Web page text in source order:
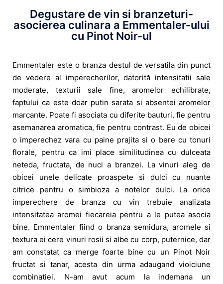
Degustare de vin si branzeturi-
asocierea culinara a Emmentaler-ului
cu Pinot Noir-ul
Emmentaler este o branza destul de versatila din punct
de vedere al imperecherilor, datorită intensitatii sale
moderate, texturii sale fine, aromelor echilibrate,
faptului ca este doar putin sarata si absentei aromelor
marcante. Poate fi asociata cu diferite bauturi, fie pentru
asemanarea aromatica, fie pentru contrast. Eu de obicei
o imperechez vara cu paine prajita si o bere cu tonuri
florale, pentru ca imi place similitudinea cu dulceata
neteda, fructata, de nuci a branzei. La vinuri aleg de
obicei unele delicate proaspete si dulci cu nuante
citrice pentru o simbioza a notelor dulci. La orice
imperechere de branza cu vin trebuie analizata
intensitatea aromei fiecareia pentru a le putea asocia
bine. Emmentaler fiind o branza semidura, aromele si
textura ei cere vinuri rosii si albe cu corp, puternice, dar
am constatat ca merge foarte bine cu un Pinot Noir
fructat si tanar, acesta din urma adaugand vioiciune
combinatiei. N-am avut acum la indemana un